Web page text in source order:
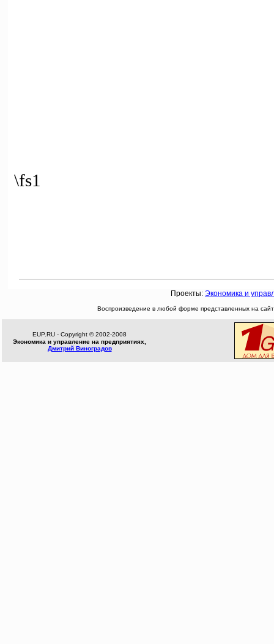
\fs1
Проекты: Экономика и
Воспроизведение в любой форме представленных на
EUP.RU - Copyright © 2002-2008
Экономика и управление на предприятиях,
Дмитрий Виноградов